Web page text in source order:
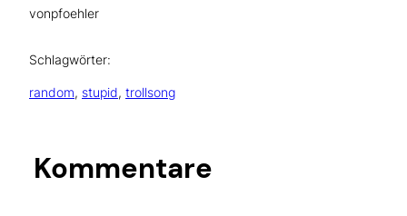
vonpfoehler
Schlagwörter:
random, stupid, trollsong
Kommentare